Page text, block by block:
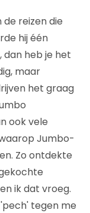
reizen die
hij één
dan heb je het
maar
het graag
ook vele
Jumbo-
Zo ontdekte
ik dat vroeg.
tegen me